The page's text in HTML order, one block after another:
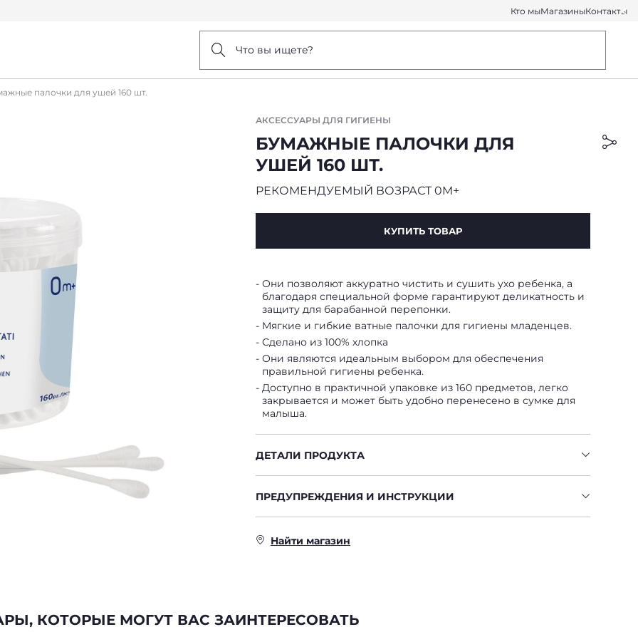
Кто мыМагазиныКонтакты
Что вы ищете?
палочки для ушей 160 шт.
АКСЕССУАРЫ ДЛЯ ГИГИЕНЫ
БУМАЖНЫЕ ПАЛОЧКИ ДЛЯ
УШЕЙ 160 ШТ.
РЕКОМЕНДУЕМЫЙ ВОЗРАСТ 0M+
КУПИТЬ ТОВАР
Они позволяют аккуратно чистить и сушить ухо ребенка, а
благодаря специальной форме гарантируют деликатность и
защиту для барабанной перепонки.
Мягкие и гибкие ватные палочки для гигиены младенцев.
Сделано из 100% хлопка
Они являются идеальным выбором для обеспечения
правильной гигиены ребенка.
Доступно в практичной упаковке из 160 предметов, легко
закрывается и может быть удобно перенесено в сумке для
малыша.
ДЕТАЛИ ПРОДУКТА
ПРЕДУПРЕЖДЕНИЯ И ИНСТРУКЦИИ
Найти магазин
КОТОРЫЕ МОГУТ ВАС ЗАИНТЕРЕСОВАТЬ